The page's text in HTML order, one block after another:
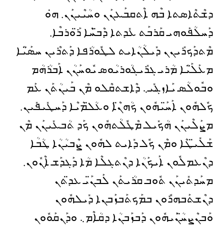
ܕܫܶܬܶܐܣܬܐ ܒܶܗ ܐܶܬܩܒܰܥܢܰܢ ܘܚܳܝܶܝܢܰܢ. ܗ̇ܘ
ܕܰܚܠܳܦܰܘܗܝ ܩܰܪܒܰܬ ܥܺܕܬܐ ܕܶܒ̈ܚܶܐ ܪ̈ܰܘܪܒܶܐ.
ܡܶܬܕܰܟܪܺܝܢܢ ܕܺܝܠܳܢܳܐܝܬ ܠܛܽܘܪܳܦܐ ܕܰܬܪܶܝܢ ܚܣ̈ܰܝܳܐ
ܡܥܰܠ̈ܰܝܳܐ ܡܳܪܝ ܓܪܺܝܓܳܘܪܝܳܘܣ ܝܽܘܚܰܢܳܢ ܐܰܒܪܳܗܳܡ
ܘܒܽܘܠܳܣ ܝܰܐܙܔܺܝ܆ ܕܶܐܫܬܩܶܠܘ ܡܶܢ ܒܰܝܢܳܬܰܢ ܥܰܡ
ܟܽܠܗܽܘܢ ܐܰܚ̈ܰܝܗܽܘܢ ܟܳܗܢ̈ܶܐ ܘܥܳܠ̈ܡܳܝܶܐ ܕܰܚܛܺܝܦܺܝܢ.
ܡܨܰܠܶܝܢܰܢ ܗܳܟܺܝܠ ܡܶܛܽܠܳܬܗܽܘܢ ܟܰܕ ܬܳܒܥܺܝܢܰܢ ܡܶܢ
ܫܰܠܺܝ̈ܛܶܐ ܘܡܶܢ ܟܽܠ ܕܺܐܝܬ ܠܗܽܘܢ ܨܶܒܝܳܢܳܐ ܛܳܒܳܐ
ܕܢܶܥܡܠܽܘܢ ܐܰܝܟܰܢܳܐ ܕܢܶܬܓܠܶܐ ܡܳܐ ܕܰܓܕܰܫ ܐܶܢܽܘܢ.
ܡܚܰܕܬܺܝܢܰܢ ܬܽܘܒ ܩܪܳܝܬܰܢ ܠܰܒܢ̈ܰܝ ܥܕ̈ܬܢ
ܕܢܶܫܬܰܒܗܪܽܘܢ ܒܡܰܟܬܰܒܙܰܒܢܐ ܕܺܝܠܗܽܘܢ
ܘܰܒܢܶܨܚ̈ܳܢܰܝܗܽܘܢ ܕܰܒܙܰܒܢܳܐ ܕܩܳܐܶܡ܆ ܘܕܰܢܩܰܘܽܘܢ